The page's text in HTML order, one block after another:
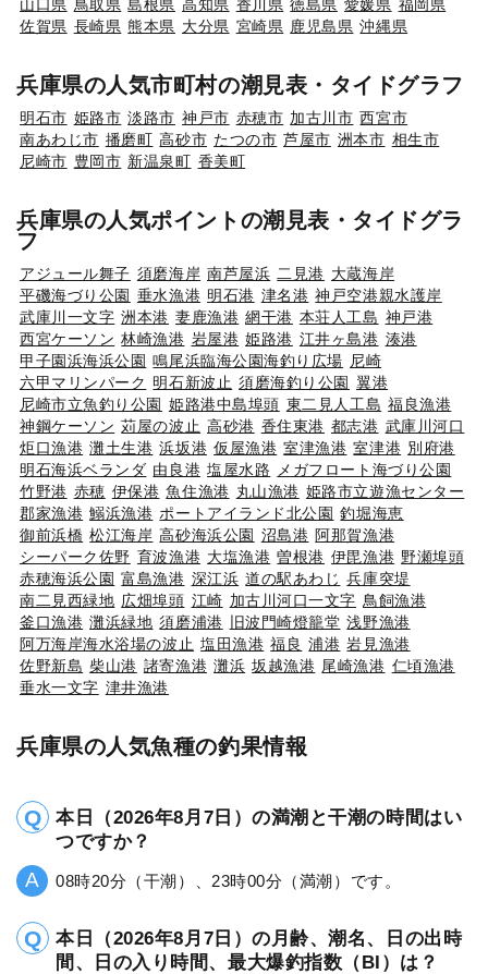
山口県 鳥取県 島根県 高知県 香川県 徳島県 愛媛県 福岡県
佐賀県 長崎県 熊本県 大分県 宮崎県 鹿児島県 沖縄県
兵庫県の人気市町村の潮見表・タイドグラフ
明石市 姫路市 淡路市 神戸市 赤穂市 加古川市 西宮市
南あわじ市 播磨町 高砂市 たつの市 芦屋市 洲本市 相生市
尼崎市 豊岡市 新温泉町 香美町
兵庫県の人気ポイントの潮見表・タイドグラ
フ
アジュール舞子 須磨海岸 南芦屋浜 二見港 大蔵海岸
平磯海づり公園 垂水漁港 明石港 津名港 神戸空港親水護岸
武庫川一文字 洲本港 妻鹿漁港 網干港 本荘人工島 神戸港
西宮ケーソン 林崎漁港 岩屋港 姫路港 江井ヶ島港 湊港
甲子園浜海浜公園 鳴尾浜臨海公園海釣り広場 尼崎
六甲マリンパーク 明石新波止 須磨海釣り公園 翼港
尼崎市立魚釣り公園 姫路港中島埠頭 東二見人工島 福良漁港
神鋼ケーソン 苅屋の波止 高砂港 香住東港 都志港 武庫川河口
炬口漁港 灘土生港 浜坂港 仮屋漁港 室津漁港 室津港 別府港
明石海浜ベランダ 由良港 塩屋水路
メガフロート海づり公園
竹野港 赤穂 伊保港 魚住漁港 丸山漁港 姫路市立遊漁センター
郡家漁港 鰯浜漁港 ポートアイランド北公園 釣堀海恵
御前浜橋 松江海岸 高砂海浜公園 沼島港 阿那賀漁港
シーパーク佐野 育波漁港 大塩漁港 曽根港 伊毘漁港 野瀬埠頭
赤穂海浜公園 富島漁港 深江浜 道の駅あわじ 兵庫突堤
南二見西緑地 広畑埠頭 江崎 加古川河口一文字 鳥飼漁港
釜口漁港 灘浜緑地 須磨浦港 旧波門崎燈籠堂 浅野漁港
阿万海岸海水浴場の波止 塩田漁港 福良 浦港 岩見漁港
佐野新島 柴山港 諸寄漁港 灘浜 坂越漁港 尾崎漁港 仁頃漁港
垂水一文字 津井漁港
兵庫県の人気魚種の釣果情報
本日（2026年8月7日）の満潮と干潮の時間はい
つですか？
08時20分（干潮）、23時00分（満潮）です。
本日（2026年8月7日）の月齢、潮名、日の出時
間、日の入り時間、最大爆釣指数（BI）は？